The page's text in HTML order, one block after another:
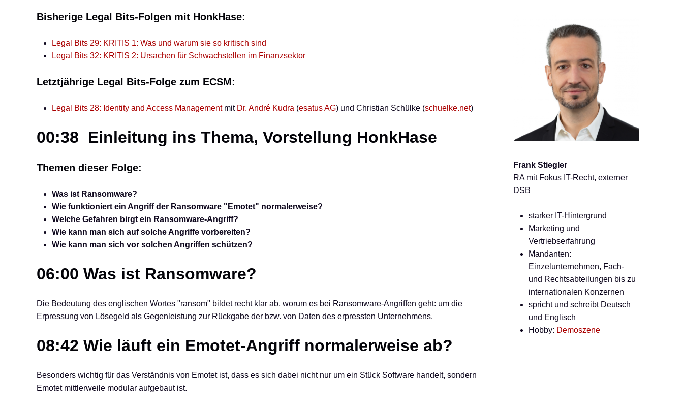
Bisherige Legal Bits-Folgen mit HonkHase:
Legal Bits 29: KRITIS 1: Was und warum sie so kritisch sind
Legal Bits 32: KRITIS 2: Ursachen für Schwachstellen im Finanzsektor
Letztjährige Legal Bits-Folge zum ECSM:
Legal Bits 28: Identity and Access Managementmit Dr. André Kudra (esatus AG) und Christian Schülke (schuelke.net)
00:38 Einleitung ins Thema, Vorstellung HonkHase
Themen dieser Folge:
Was ist Ransomware?
Wie funktioniert ein Angriff der Ransomware "Emotet" normalerweise?
Welche Gefahren birgt ein Ransomware-Angriff?
Wie kann man sich auf solche Angriffe vorbereiten?
Wie kann man sich vor solchen Angriffen schützen?
06:00 Was ist Ransomware?
Die Bedeutung des englischen Wortes "ransom" bildet recht klar ab, worum es bei Ransomware-Angriffen geht: um die
Erpressung von Lösegeld als Gegenleistung zur Rückgabe der bzw. von Daten des erpressten Unternehmens.
08:42 Wie läuft ein Emotet-Angriff normalerweise ab?
Besonders wichtig für das Verständnis von Emotet ist, dass es sich dabei nicht nur um ein Stück Software handelt, sondern
Emotet mittlerweile modular aufgebaut ist.
Frank Stiegler
RA mit Fokus IT-Recht, externer
DSB
starker IT-Hintergrund
Marketing und
Vertriebserfahrung
Mandanten:
Einzelunternehmen, Fach-
und Rechtsabteilungen bis zu
internationalen Konzernen
spricht und schreibt Deutsch
und Englisch
Hobby: Demoszene